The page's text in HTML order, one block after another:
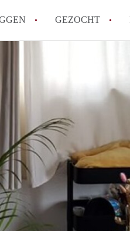
GEZOCHT
Hoeveel kost het om te
Wat is de privacyverklaring
Berekent KamersMaastricht
Alle veelgestelde vragen